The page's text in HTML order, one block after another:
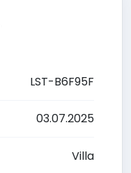
LST-B6F95F
03.07.2025
Villa